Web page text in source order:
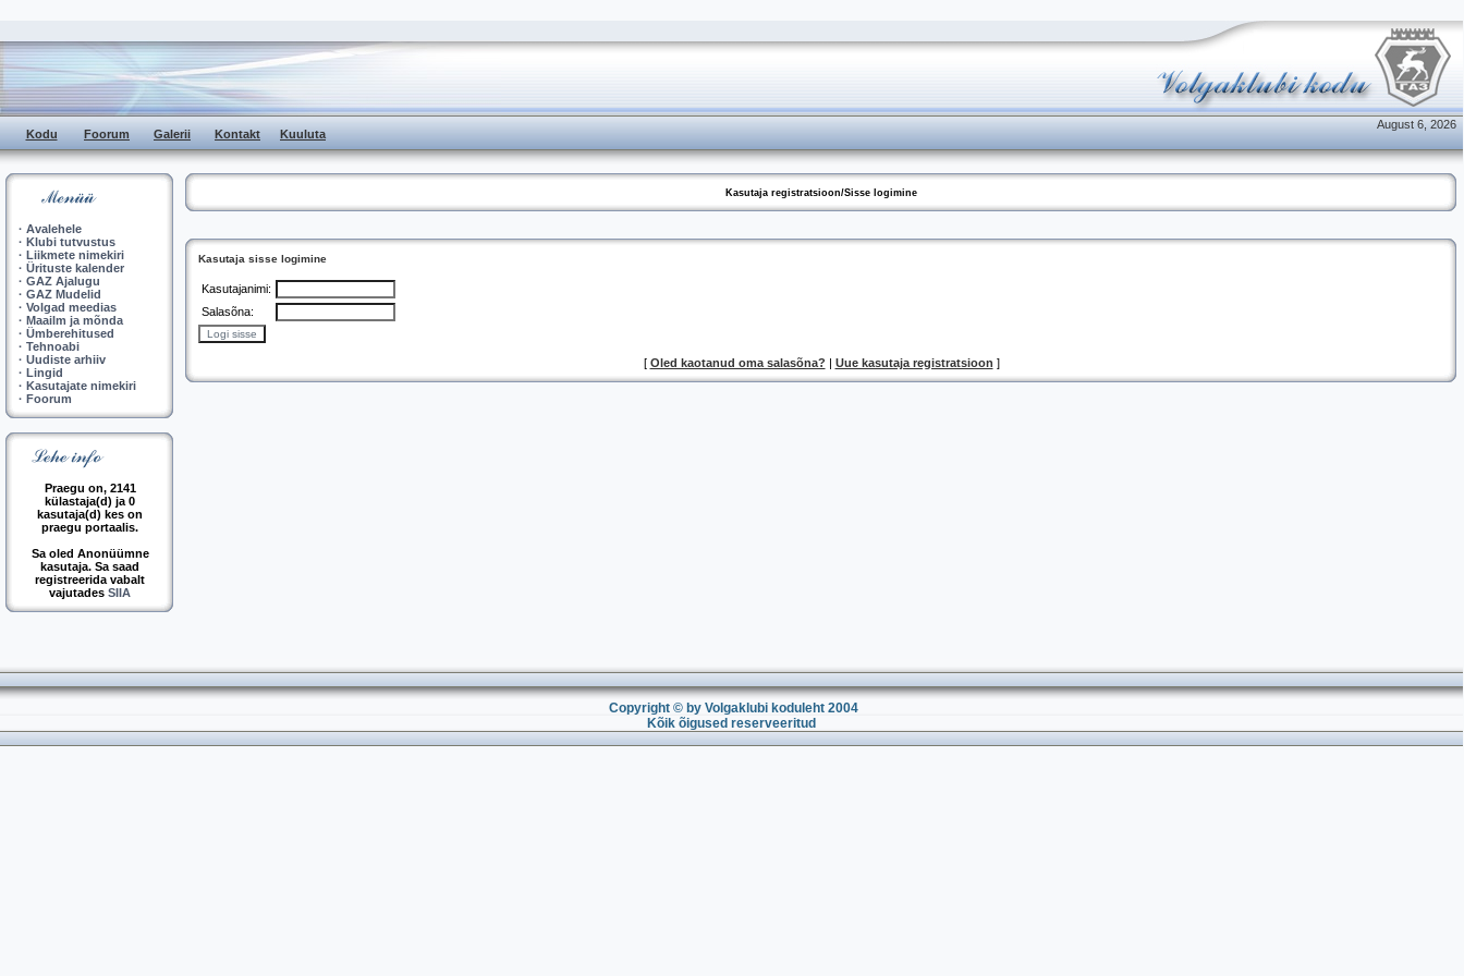
Kodu Foorum Galerii Kontakt Kuuluta
August 6, 2026
· Avalehele
· Klubi tutvustus
· Liikmete nimekiri
· Ürituste kalender
· GAZ Ajalugu
· GAZ Mudelid
· Volgad meedias
· Maailm ja mõnda
· Ümberehitused
· Tehnoabi
· Uudiste arhiiv
· Lingid
· Kasutajate nimekiri
· Foorum
Praegu on, 2141
külastaja(d) ja 0
kasutaja(d) kes on
praegu portaalis.
Sa oled Anonüümne
kasutaja. Sa saad
registreerida vabalt
vajutades SIIA
Kasutaja registratsioon/Sisse logimine
Kasutaja sisse logimine
Kasutajanimi:
Salasõna:
[ Oled kaotanud oma salasõna? | Uue kasutaja registratsioon ]
Copyright © by Volgaklubi koduleht 2004
Kõik õigused reserveeritud